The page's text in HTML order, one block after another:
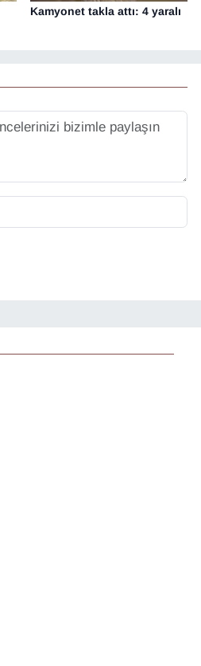
Kamyonet takla attı: 4 yaralı